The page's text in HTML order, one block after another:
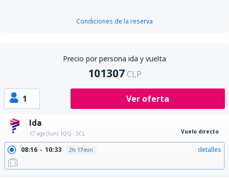
Condiciones de la reserva
Precio por persona ida y vuelta
101307 CLP
1 Ver oferta
Ida
17 ago (lun) IQQ - SCL Vuelo directo
08:16 10:33 2h 17min detalles